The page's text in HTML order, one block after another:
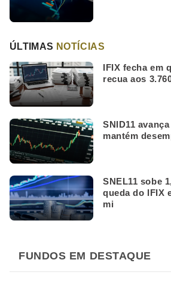
ÚLTIMAS NOTÍCIAS
IFIX fecha em
recua aos
SNID11
mantém
SNEL11 sobe
queda do IFIX
mi
FUNDOS EM DESTAQUE